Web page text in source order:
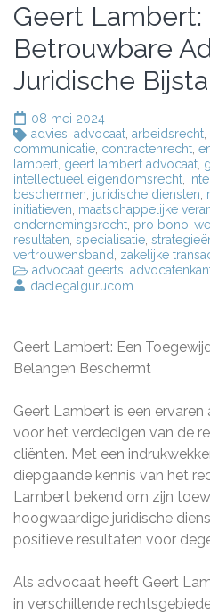
Geert Lambert:
Betrouwbare
Juridische
08 mei 2024
advies advocaat arbeidsrecht
communicatie contractenrecht
lambert geert lambert advocaat
intellectueel eigendomsrecht
beschermen juridische diensten
initiatieven maatschappelijke
ondernemingsrecht pro bono-
resultaten specialisatie
vertrouwensband
zakelijke
advocaat geerts
daclegalgurucom
Geert Lambert: Een
Belangen Beschermt
Geert Lambert is een
voor het verdedigen van de
cliënten. Met een
diepgaande kennis van het
Lambert bekend om zijn
hoogwaardige juridische
positieve resultaten voor
Als advocaat heeft Geert
in verschillende